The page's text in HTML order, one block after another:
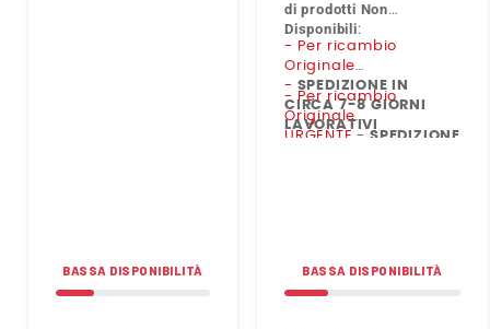
BASSA DISPONIBILITÀ
di prodotti Non
Disponibili:
- Per ricambio
Originale
- SPEDIZIONE IN
CIRCA 7-8 GIORNI
LAVORATIVI
- Per ricambio
Originale
URGENTE - SPEDIZIONE
BASSA DISPONIBILITÀ